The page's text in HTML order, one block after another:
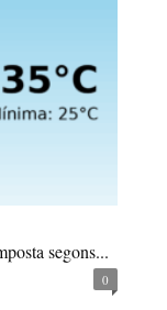
segons...
0